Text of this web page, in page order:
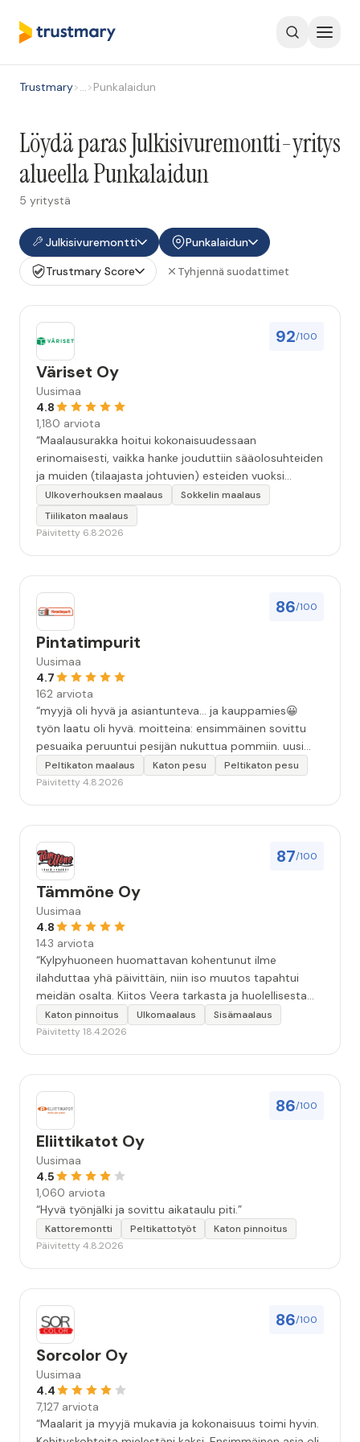
Trustmary>…>Punkalaidun
Löydä paras Julkisivuremontti-yritys
alueella Punkalaidun
5 yritystä
Julkisivuremontti
Punkalaidun
Trustmary Score
Tyhjennä suodattimet
92/100
Väriset Oy
Uusimaa
4.8
1,180 arviota
“Maalausurakka hoitui kokonaisuudessaan
erinomaisesti, vaikka hanke jouduttiin sääolosuhteiden
ja muiden (tilaajasta johtuvien) esteiden vuoksi
keskeyttämään n. 3 viikoksi. Maalaistulos on oikein
hyvä, yhteydenpito erinomaista, jälkityöt tehtiin
huolellisesti. Suosittelen. Erityiskiitos itse maalareille:
Ulkoverhouksen maalaus
Sokkelin maalaus
Tiilikaton maalaus
Päivitetty 6.8.2026
86/100
Pintatimpurit
Uusimaa
4.7
162 arviota
“myyjä oli hyvä ja asiantunteva... ja kauppamies😀
työn laatu oli hyvä. moitteina: ensimmäinen sovittu
pesuaika peruuntui pesijän nukuttua pommiin. uusi
aika piti ja työn jälki oikein hyvää ja osaavaa. toinen
murhe tuli koska olimme matkoilla ja jossain
vuorokautta pihalle...kunnes naapuri uskaltautui
pihallemme ja sulki hanan. Hieman siis tarkkuutta
hommiin ja hyvä tulee. ”
Peltikaton maalaus Katon pesu
Peltikaton pesu
Päivitetty 4.8.2026
87/100
Tämmöne Oy
Uusimaa
4.8
143 arviota
“Kylpyhuoneen huomattavan kohentunut ilme
ilahduttaa yhä päivittäin, niin iso muutos tapahtui
meidän osalta. Kiitos Veera tarkasta ja huolellisesta
työstä, sekä ystävällisestä palvelusta!”
Katon pinnoitus Ulkomaalaus
Sisämaalaus
Päivitetty 18.4.2026
86/100
Eliittikatot Oy
Uusimaa
4.5
1,060 arviota
“Hyvä työnjälki ja sovittu aikataulu piti.”
Kattoremontti Peltikattotyöt
Katon pinnoitus
Päivitetty 4.8.2026
86/100
Sorcolor Oy
Uusimaa
4.4
7,127 arviota
“Maalarit ja myyjä mukavia ja kokonaisuus toimi hyvin.